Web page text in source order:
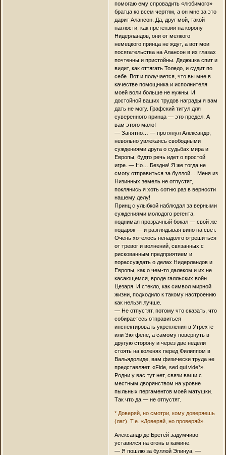
помогаю ему спровадить «любимого»
братца ко всем чертям, а он мне за это
дарит Алансон. Да, друг мой, такой
наглости, как претензии на корону
Нидерландов, они от мелкого
немецкого принца не ждут, а вот мои
посягательства на Алансон в их глазах
почтенны и пристойны. Дядюшка спит и
видит, как оттягать Толедо, и судит по
себе. Вот и получается, что вы мне в
качестве помощника и исполнителя
моей воли больше не нужны. И
достойной ваших трудов награды я вам
дать не могу. Графский титул для
суверенного принца — это предел. А
вам этого мало!
— Занятно… — протянул Александр,
невольно увлекаясь свободными
суждениями друга о судьбах мира и
Европы, будто речь идет о простой
игре. — Но… Бездна! Я же тогда не
смогу отправиться за буллой… Меня из
Низинных земель не отпустят,
поклянись я хоть сотню раз в верности
нашему делу!
Принц с улыбкой наблюдал за верными
суждениями молодого регента,
поднимая прозрачный бокал — свой же
подарок — и разглядывая вино на свет.
Очень хотелось ненадолго отрешиться
от тревог и волнений, связанных с
рискованным предприятием и
порассуждать о делах Нидерландов и
Европы, как о чем-то далеком и их не
касающемся, вроде галльских войн
Цезаря. И стекло, как символ мирной
жизни, подходило к такому настроению
как нельзя лучше.
— Не отпустят, потому что сказать, что
собираетесь отправиться
инспектировать укрепления в Утрехте
или Зютфене, а самому повернуть в
другую сторону и через две недели
стоять на коленях перед Филиппом в
Вальядолиде, вам физически труда не
представляет. «Fide, sed qui vide*».
Родни у вас тут нет, связи ваши с
местным дворянством на уровне
пыльных пергаментов моей матушки.
Так что да — не отпустят.
* Доверяй, но смотри, кому доверяешь
(лат). Т.е. «Доверяй, но проверяй».
Александр де Бретей задумчиво
уставился на огонь в камине.
— Я пошлю за буллой Эпинуа, —